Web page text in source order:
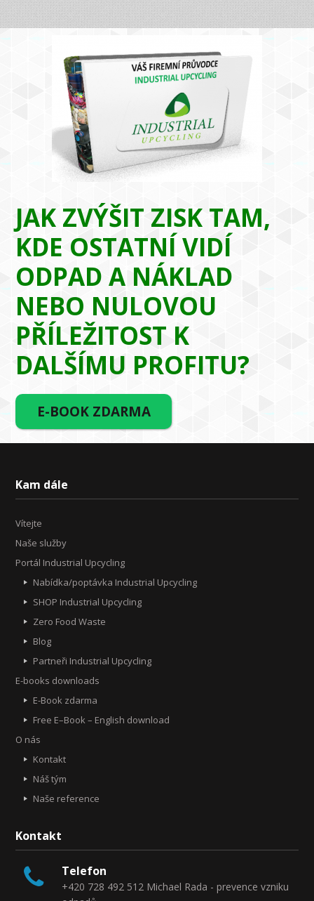
JAK ZVÝŠIT ZISK TAM,
KDE OSTATNÍ VIDÍ
ODPAD A NÁKLAD
NEBO NULOVOU
PŘÍLEŽITOST K
DALŠÍMU PROFITU?
E-BOOK ZDARMA
Kam dále
Vítejte
Naše služby
Portál Industrial Upcycling
Nabídka/poptávka Industrial Upcycling
SHOP Industrial Upcycling
Zero Food Waste
Blog
Partneři Industrial Upcycling
E-books downloads
E-Book zdarma
Free E–Book – English download
O nás
Kontakt
Náš tým
Naše reference
Kontakt
Telefon
+420 728 492 512 Michael Rada - prevence vzniku